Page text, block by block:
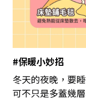
#保暖小妙招
冬天的夜晚，要
可不只是多蓋幾